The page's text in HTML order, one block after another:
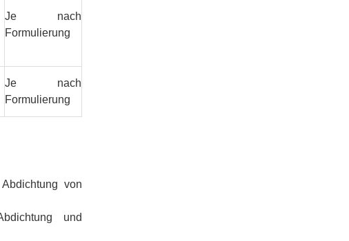
Je nach
Formulierung
Je nach
Formulierung
von
und